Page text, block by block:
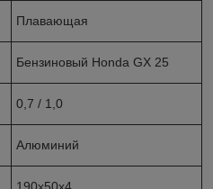
Плавающая
Бензиновый Honda GX 25
0,7 / 1,0
Алюминий
190х50х4